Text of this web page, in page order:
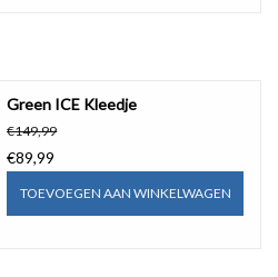
Green ICE Kleedje
€149,99
€89,99
TOEVOEGEN AAN WINKELWAGEN